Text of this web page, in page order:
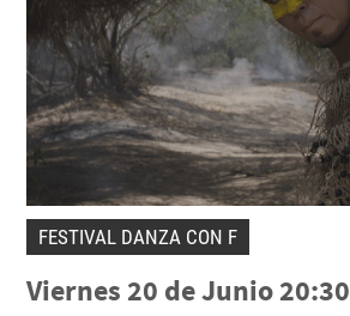
FESTIVAL DANZA CON F
Viernes 20 de Junio 20:30